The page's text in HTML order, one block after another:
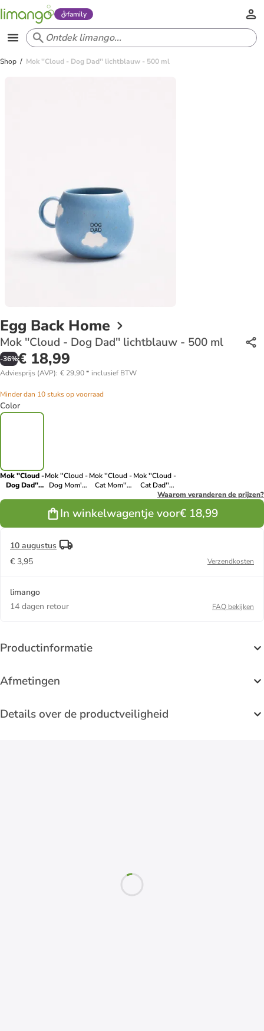
family
Shop Mok ''Cloud - Dog Dad'' lichtblauw - 500 ml
Egg Back Home
Mok ''Cloud - Dog Dad'' lichtblauw - 500 ml
-36%€ 18,99
Adviesprijs (AVP): € 29,90* inclusief BTW
Minder dan 10 stuks op voorraad
Color
Mok ''Cloud -
Dog Dad''
Mok ''Cloud -
Dog Mom''
Mok ''Cloud -
Cat Mom''
Mok ''Cloud -
Cat Dad''
lichtblauw -Waarom veranderen de prijzen?
In winkelwagentje voor€ 18,99
10 augustus
€ 3,95
Verzendkosten
limango
14 dagen retour
FAQ bekijken
Productinformatie
Afmetingen
Details over de productveiligheid